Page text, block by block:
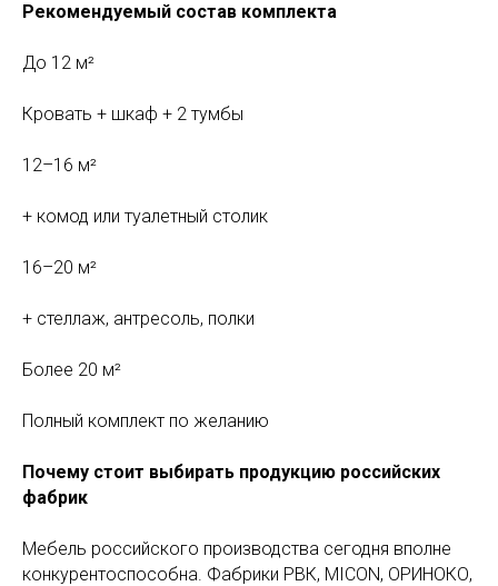
Рекомендуемый состав комплекта
До 12 м²
Кровать + шкаф + 2 тумбы
12–16 м²
+ комод или туалетный столик
16–20 м²
+ стеллаж, антресоль, полки
Более 20 м²
Полный комплект по желанию
Почему стоит выбирать продукцию российских
фабрик
Мебель российского производства сегодня вполне
конкурентоспособна. Фабрики РВК, MICON, ОРИНОКО,